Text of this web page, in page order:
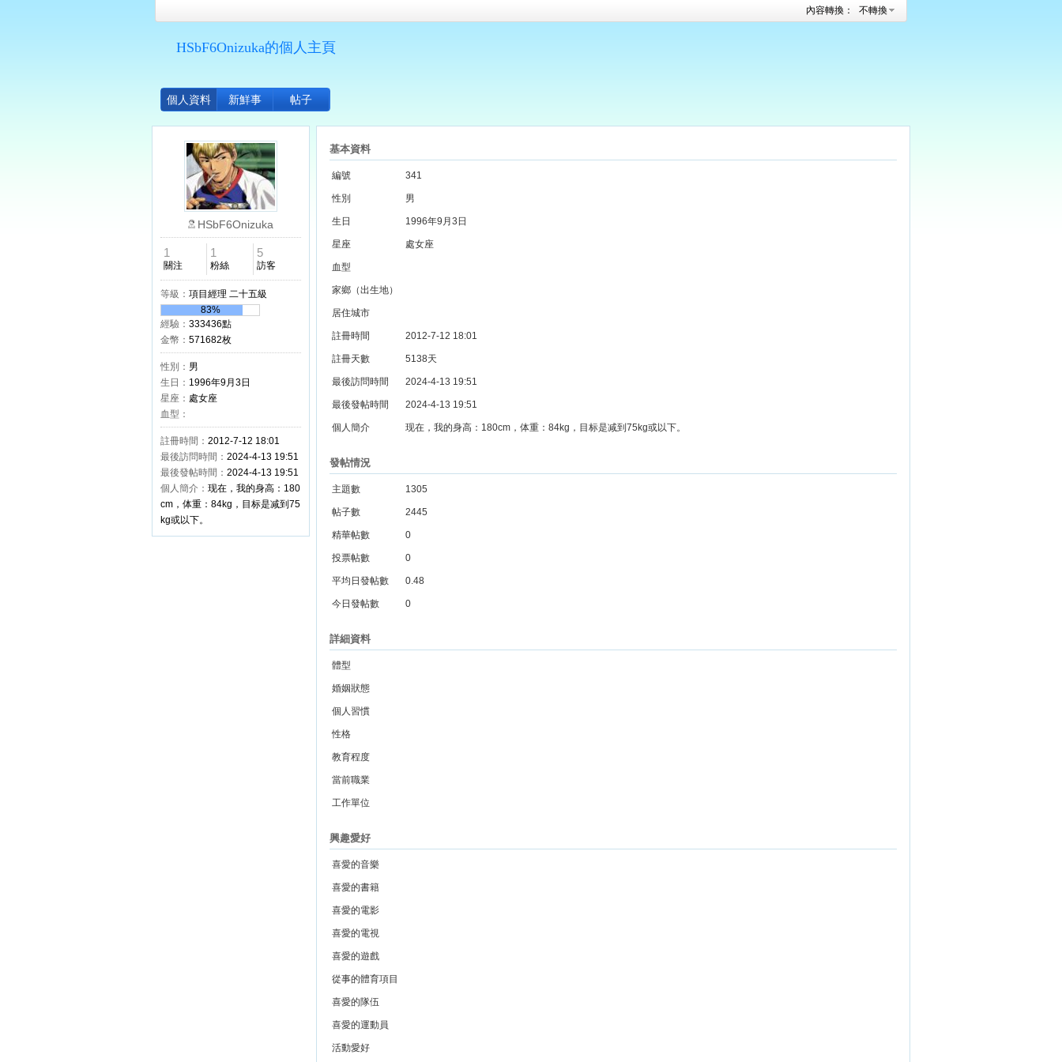
內容轉換： 不轉換
HSbF6Onizuka的個人主頁
個人資料 新鮮事 帖子
HSbF6Onizuka
1
關注
1
粉絲
5
訪客
等級： 項目經理 二十五級
83%
經驗： 333436點
金幣： 571682枚
性別： 男
生日： 1996年9月3日
星座： 處女座
血型：
註冊時間： 2012-7-12 18:01
最後訪問時間： 2024-4-13 19:51
最後發帖時間： 2024-4-13 19:51
個人簡介： 现在，我的身高：180
cm，体重：84kg，目标是减到75
kg或以下。
基本資料
編號 341
性別 男
生日 1996年9月3日
星座 處女座
血型
家鄉（出生地）
居住城市
註冊時間 2012-7-12 18:01
註冊天數 5138天
最後訪問時間 2024-4-13 19:51
最後發帖時間 2024-4-13 19:51
個人簡介 现在，我的身高：180cm，体重：84kg，目标是减到75kg或以下。
發帖情況
主題數 1305
帖子數 2445
精華帖數 0
投票帖數 0
平均日發帖數 0.48
今日發帖數 0
詳細資料
體型
婚姻狀態
個人習慣
性格
教育程度
當前職業
工作單位
興趣愛好
喜愛的音樂
喜愛的書籍
喜愛的電影
喜愛的電視
喜愛的遊戲
從事的體育項目
喜愛的隊伍
喜愛的運動員
活動愛好